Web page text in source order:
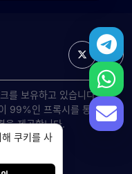
를 보유하고 있습니다
99%인 프록시를 통해 전 세
을 제공합니다.
키 정책
쿠키를 사